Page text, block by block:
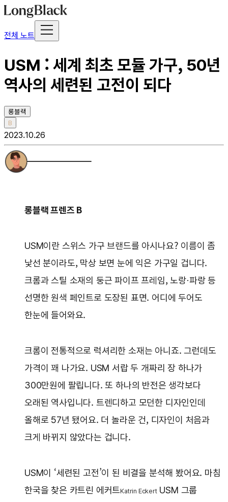
전체 노트
USM : 세계 최초 모듈 가구, 50년
역사의 세련된 고전이 되다
롱블랙
B
2023.10.26
롱블랙 프렌즈 B
USM이란 스위스 가구 브랜드를 아시나요? 이름이 좀
낯선 분이라도, 막상 보면 눈에 익은 가구일 겁니다.
크롬과 스틸 소재의 둥근 파이프 프레임, 노랑·파랑 등
선명한 원색 페인트로 도장된 표면. 어디에 두어도
한눈에 들어와요.
크롬이 전통적으로 럭셔리한 소재는 아니죠. 그런데도
가격이 꽤 나가요. USM 서랍 두 개짜리 장 하나가
300만원에 팔립니다. 또 하나의 반전은 생각보다
오래된 역사입니다. 트렌디하고 모던한 디자인인데
올해로 57년 됐어요. 더 놀라운 건, 디자인이 처음과
크게 바뀌지 않았다는 겁니다.
USM이 ‘세련된 고전’이 된 비결을 분석해 봤어요. 마침
한국을 찾은 카트린 에커트Katrin EckertUSM 그룹